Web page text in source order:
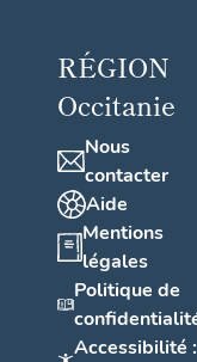
RÉGION
Occitanie
Nous
contacter
Aide
Mentions
légales
Politique de
Accessibilité :